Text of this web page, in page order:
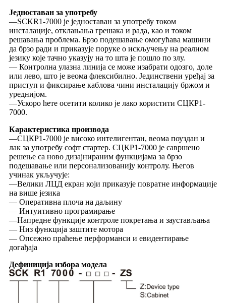
Једноставан за употребу
—SCKR1-7000 је једноставан за употребу током
инсталације, отклањања грешака и рада, као и током
решавања проблема. Брзо подешавање омогућава машини
да брзо ради и приказује поруке о искључењу на реалном
језику које тачно указују на то шта је пошло по злу.
— Контролна улазна линија се може изабрати одозго, доле
или лево, што је веома флексибилно. Јединствени уређај за
приступ и фиксирање каблова чини инсталацију бржом и
уреднијом.
—Ускоро ћете осетити колико је лако користити СЦКР1-
7000.
Карактеристика производа
—СЦКР1-7000 је високо интелигентан, веома поуздан и
лак за употребу софт стартер. СЦКР1-7000 је савршено
решење са ново дизајнираним функцијама за брзо
подешавање или персонализованију контролу. Његов
учинак укључује:
—Велики ЛЦД екран који приказује повратне информације
на више језика
— Оперативна плоча на даљину
— Интуитивно програмирање
—Напредне функције контроле покретања и заустављања
— Низ функција заштите мотора
— Опсежно праћење перформанси и евидентирање
догађаја
Дефиниција избора модела